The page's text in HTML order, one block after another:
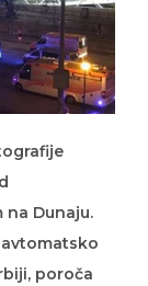
Dunaju.
poroča